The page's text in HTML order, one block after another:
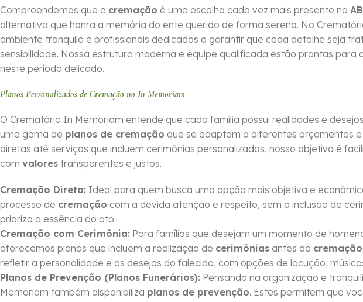
Compreendemos que a cremação é uma escolha cada vez mais presente no
alternativa que honra a memória do ente querido de forma serena. No
ambiente tranquilo e profissionais dedicados a garantir que cada detalhe seja
sensibilidade. Nossa estrutura moderna e equipe qualificada estão prontas
neste período delicado.
Planos Personalizados de Cremação no In Memoriam
O Crematório In Memoriam entende que cada família possui realidades e
uma gama de planos de cremação que se adaptam a diferentes orçamentos
diretas até serviços que incluem cerimônias personalizadas, nosso objetivo é
com valores transparentes e justos.
Cremação Direta: Ideal para quem busca uma opção mais objetiva e
processo de cremação com a devida atenção e respeito, sem a inclusão de
prioriza a essência do ato.
Cremação com Cerimônia: Para famílias que desejam um momento de
oferecemos planos que incluem a realização de cerimônias antes da cremação
refletir a personalidade e os desejos do falecido, com opções de locução,
Planos de Prevenção (Planos Funerários): Pensando na organização e
Memoriam também disponibiliza planos de prevenção. Estes permitem que